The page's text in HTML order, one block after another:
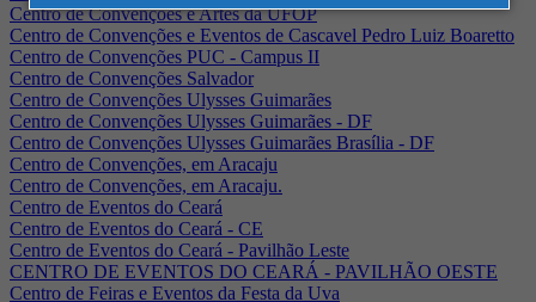
Centro de Convenções e Artes da UFOP
Centro de Convenções e Eventos de Cascavel Pedro Luiz Boaretto
Centro de Convenções PUC - Campus II
Centro de Convenções Salvador
Centro de Convenções Ulysses Guimarães
Centro de Convenções Ulysses Guimarães - DF
Centro de Convenções Ulysses Guimarães Brasília - DF
Centro de Convenções, em Aracaju
Centro de Convenções, em Aracaju.
Centro de Eventos do Ceará
Centro de Eventos do Ceará - CE
Centro de Eventos do Ceará - Pavilhão Leste
CENTRO DE EVENTOS DO CEARÁ - PAVILHÃO OESTE
Centro de Feiras e Eventos da Festa da Uva